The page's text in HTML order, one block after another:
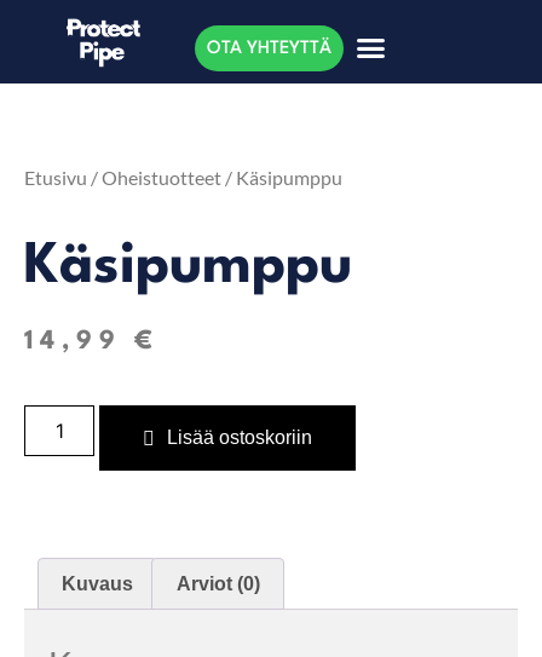
OTA YHTEYTTÄ
Etusivu /Oheistuotteet / Käsipumppu
Käsipumppu
14,99€
Lisää ostoskoriin
Kuvaus Arviot (0)